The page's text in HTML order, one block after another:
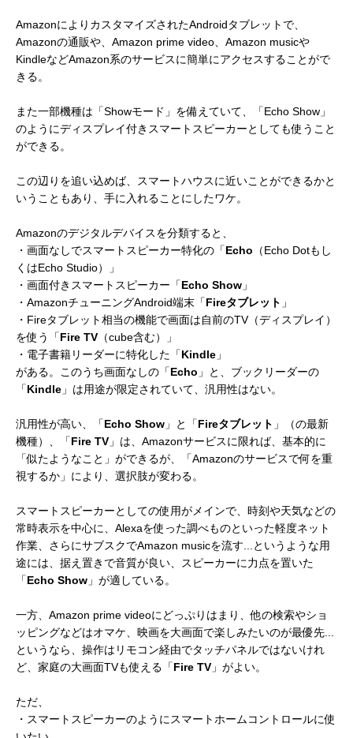
AmazonによりカスタマイズされたAndroidタブレットで、
Amazonの通販や、Amazon prime video、Amazon musicや
KindleなどAmazon系のサービスに簡単にアクセスすることがで
きる。
また一部機種は「Showモード」を備えていて、「Echo Show」
のようにディスプレイ付きスマートスピーカーとしても使うこと
ができる。
この辺りを追い込めば、スマートハウスに近いことができるかと
いうこともあり、手に入れることにしたワケ。
Amazonのデジタルデバイスを分類すると、
・画面なしでスマートスピーカー特化の「Echo （Echo Dotもし
くはEcho Studio）」
・画面付きスマートスピーカー「Echo Show 」
・AmazonチューニングAndroid端末「Fireタブレット 」
・Fireタブレット相当の機能で画面は自前のTV（ディスプレイ）
を使う「Fire TV （cube含む）」
・電子書籍リーダーに特化した「Kindle 」
がある。このうち画面なしの「Echo 」と、ブックリーダーの
「Kindle 」は用途が限定されていて、汎用性はない。
汎用性が高い、「Echo Show 」と「Fireタブレット 」（の最新
機種）、「Fire TV 」は、Amazonサービスに限れば、基本的に
「似たようなこと」ができるが、「Amazonのサービスで何を重
視するか」により、選択肢が変わる。
スマートスピーカーとしての使用がメインで、時刻や天気などの
常時表示を中心に、Alexaを使った調べものといった軽度ネット
作業、さらにサブスクでAmazon musicを流す...というような用
途には、据え置きで音質が良い、スピーカーに力点を置いた
「Echo Show 」が適している。
一方、Amazon prime videoにどっぷりはまり、他の検索やショ
ッピングなどはオマケ、映画を大画面で楽しみたいのが最優先...
というなら、操作はリモコン経由でタッチパネルではないけれ
ど、家庭の大画面TVも使える「Fire TV 」がよい。
ただ、
・スマートスピーカーのようにスマートホームコントロールに使